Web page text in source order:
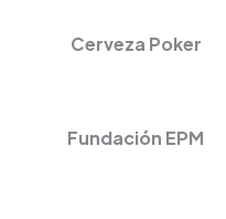
Cerveza Poker
Fundación EPM